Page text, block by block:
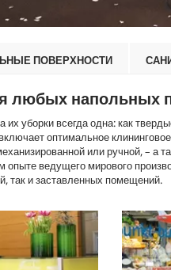
ПОВЕРХНОСТИ
любых напольных
уборки всегда одна: как
оптимальное
или ручной, –
опыте ведущего мирового
так и заставленных помещений.